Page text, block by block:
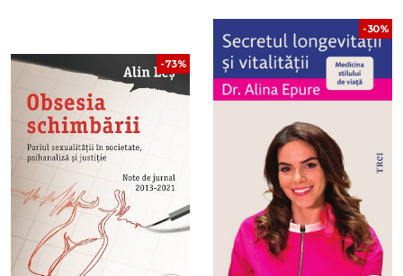
-73%
-30%